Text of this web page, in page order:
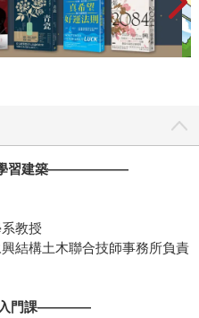
習建築――――――
教授
結構土木聯合技師事務所負責
入門課――――